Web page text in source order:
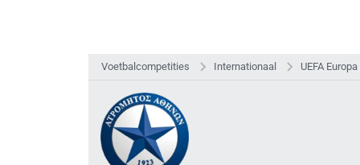
Voetbalcompetities Internationaal UEFA